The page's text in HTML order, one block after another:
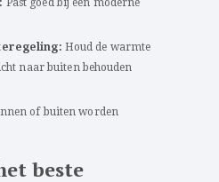
Houd de warmte
naar buiten behouden
of buiten worden
beste